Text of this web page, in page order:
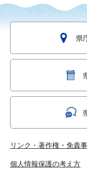
県
リンク・著作権・免責
個人情報保護の考え方